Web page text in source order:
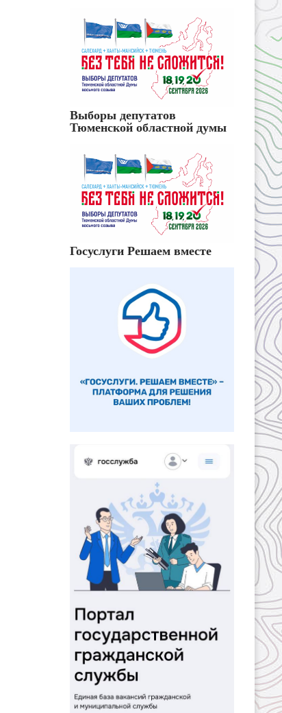
Выборы депутатов
Тюменской областной думы
Госуслуги Решаем вместе